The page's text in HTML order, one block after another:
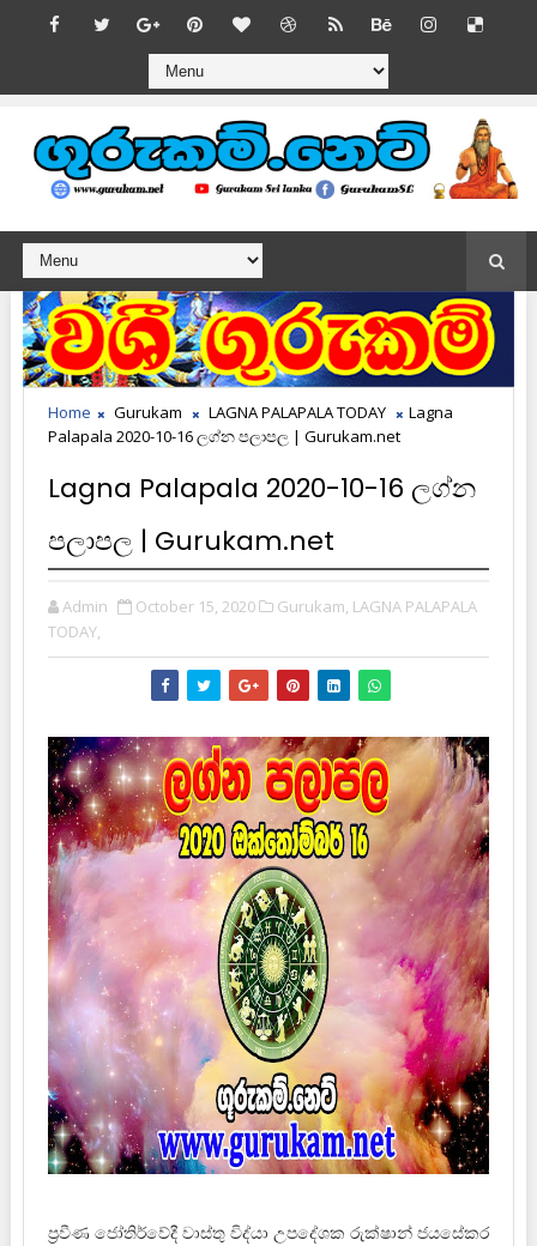
Home Gurukam LAGNA PALAPALA TODAY
Lagna
Palapala 2020-10-16 ලග්න පලාපල | Gurukam.net
Lagna Palapala 2020-10-16 ලග්න
පලාපල | Gurukam.net
Admin October 15, 2020 Gurukam, LAGNA PALAPALA
TODAY,
ප්‍රවීණ ජෝතිර්වේදී වාස්තු විද්‍‍යා උපදේශක රුක්ෂාන් ජයසේකර